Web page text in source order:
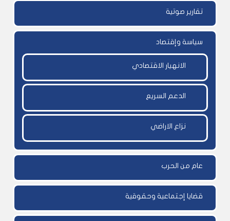
تقارير صوتية
سياسة وإقتصاد
الانهيار الاقتصادي
الدعم السريع
نزاع الاراضي
عام من الحرب
قضايا إجتماعية وحقوقية